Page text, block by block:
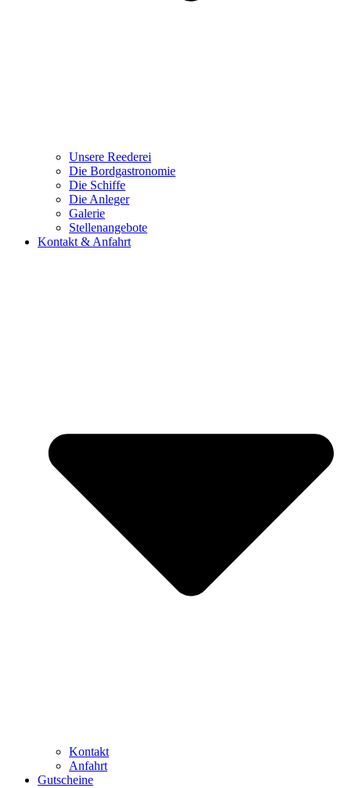
Unsere Reederei
Die Bordgastronomie
Die Schiffe
Die Anleger
Galerie
Stellenangebote
Kontakt & Anfahrt
Kontakt
Anfahrt
Gutscheine